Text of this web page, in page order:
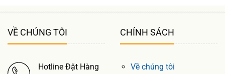
VỀ CHÚNG TÔI
Hotline Đặt Hàng
CHÍNH SÁCH
Về chúng tôi